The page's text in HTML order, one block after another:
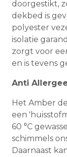
doorgestikt,
dekbed is
polyester
isolatie
zorgt voor
en is tevens
Anti
Het Amber
een
60 °C
schimmels
Daarnaast